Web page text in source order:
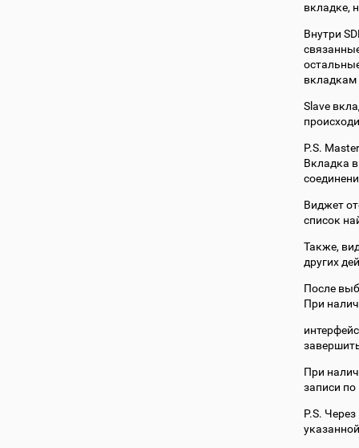
вкладке,
Внутри
вкладкам
Slave
P.S.
Вкладка
Виджет
список
Также,
других
После
При
При
записи
P.S.